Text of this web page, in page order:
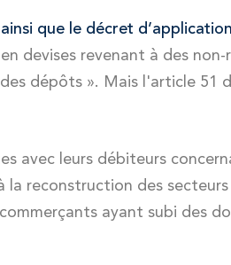
que le décret
devises revenant à des non-
dépôts ». Mais l'article 51
avec leurs débiteurs
la reconstruction des
ayant subi des